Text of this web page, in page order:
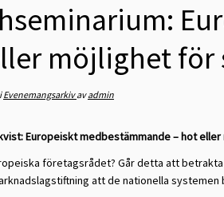
möjlighet för
Evenemangsarkivavadmin
Europeiskt medbestämmande – hot
företagsrådet? Går detta att
att de nationella systemen